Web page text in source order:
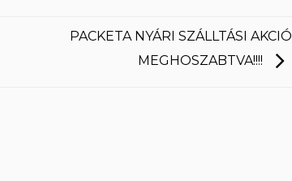
PACKETA NYÁRI SZÁLLTÁSI AKCIÓ
MEGHOSZABTVA!!!!